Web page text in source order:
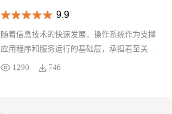
感而发：“原来AI是这么回事”，且能自己动手
实践，构建自己的AI应用。
9.9
随着信息技术的快速发展，操作系统作为支撑
应用程序和服务运行的基础层，承担着至关重
要的角色。然而，操作系统和其他软件系统类
1290 746